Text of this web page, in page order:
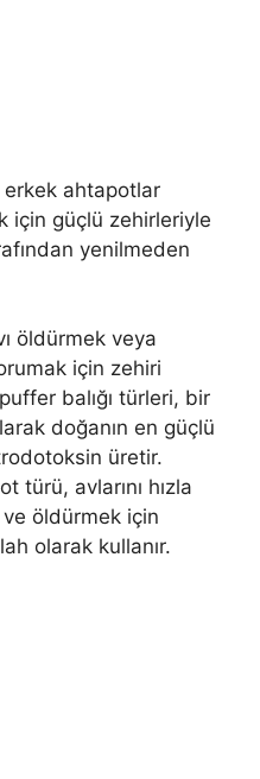
erkek ahtapotlar
için güçlü zehirleriyle
yenilmeden
öldürmek veya
için zehiri
balığı türleri, bir
doğanın en güçlü
üretir.
türü, avlarını hızla
öldürmek için
olarak kullanır.